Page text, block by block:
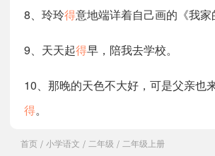
8、玲玲得意地端详着自己画的《我家
9、天天起得早，陪我去学校。
10、那晚的天色不大好，可是父亲也
得。
首页 / 小学语文 / 二年级 / 二年级上册